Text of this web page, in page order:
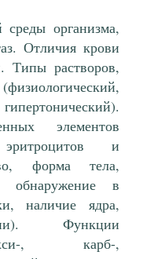
организма,
Отличия крови
Типы растворов,
элементов
и
форма тела,
обнаружение в
наличие ядра,
Функции
, карб-,